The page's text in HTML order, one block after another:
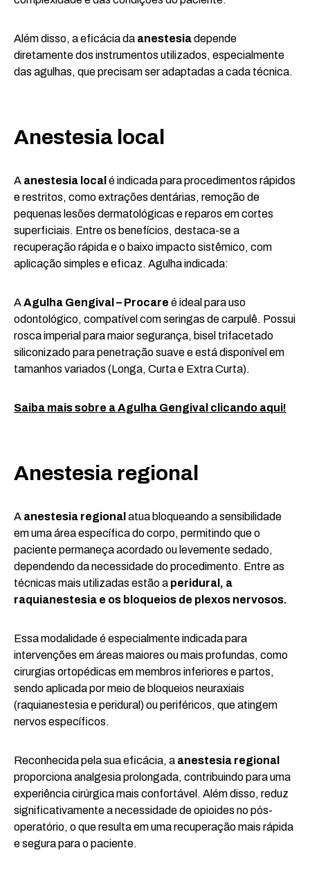
Além disso, a eficácia da anestesiadepende
diretamente dos instrumentos utilizados, especialmente
das agulhas, que precisam ser adaptadas a cada técnica.
Anestesia local
A anestesia local é indicada para procedimentos rápidos
e restritos, como extrações dentárias, remoção de
pequenas lesões dermatológicas e reparos em cortes
superficiais. Entre os benefícios, destaca-se a
recuperação rápida e o baixo impacto sistêmico, com
aplicação simples e eficaz. Agulha indicada:
AAgulha Gengival – Procare é ideal para uso
odontológico, compatível com seringas de carpulê. Possui
rosca imperial para maior segurança, bisel trifacetado
siliconizado para penetração suave e está disponível em
tamanhos variados (Longa, Curta e Extra Curta).
Saiba mais sobre a Agulha Gengival clicando aqui!
Anestesia regional
A anestesia regional atua bloqueando a sensibilidade
em uma área específica do corpo, permitindo que o
paciente permaneça acordado ou levemente sedado,
dependendo da necessidade do procedimento. Entre as
técnicas mais utilizadas estão a peridural, a
raquianestesia e os bloqueios de plexos nervosos.
Essa modalidade é especialmente indicada para
intervenções em áreas maiores ou mais profundas, como
cirurgias ortopédicas em membros inferiores e partos,
sendo aplicada por meio de bloqueios neuraxiais
(raquianestesia e peridural) ou periféricos, que atingem
nervos específicos.
Reconhecida pela sua eficácia, a anestesia regional
proporciona analgesia prolongada, contribuindo para uma
experiência cirúrgica mais confortável. Além disso, reduz
significativamente a necessidade de opioides no pós-
operatório, o que resulta em uma recuperação mais rápida
e segura para o paciente.